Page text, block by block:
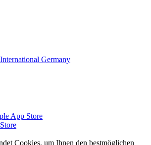
App Store
Cookies, um Ihnen den bestmöglichen